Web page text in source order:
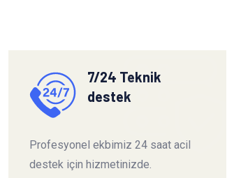
7/24 Teknik
destek
Profesyonel ekbimiz 24 saat acil
destek için hizmetinizde.